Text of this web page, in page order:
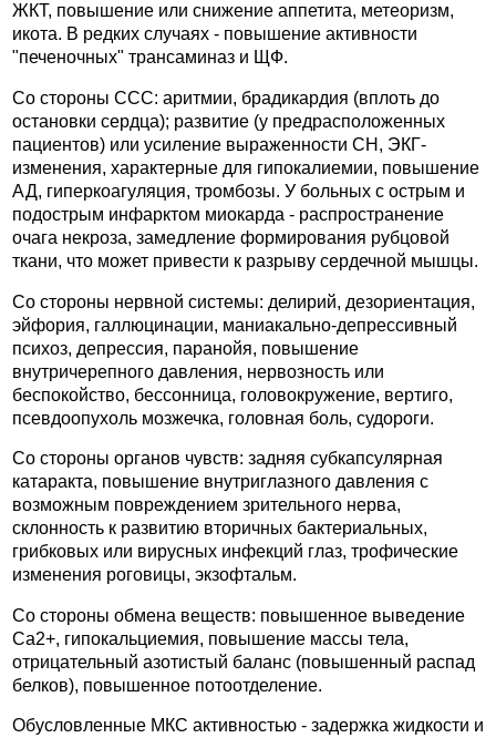
ЖКТ, повышение или снижение аппетита, метеоризм,
икота. В редких случаях - повышение активности
"печеночных" трансаминаз и ЩФ.
Со стороны ССС: аритмии, брадикардия (вплоть до
остановки сердца); развитие (у предрасположенных
пациентов) или усиление выраженности СН, ЭКГ-
изменения, характерные для гипокалиемии, повышение
АД, гиперкоагуляция, тромбозы. У больных с острым и
подострым инфарктом миокарда - распространение
очага некроза, замедление формирования рубцовой
ткани, что может привести к разрыву сердечной мышцы.
Со стороны нервной системы: делирий, дезориентация,
эйфория, галлюцинации, маниакально-депрессивный
психоз, депрессия, паранойя, повышение
внутричерепного давления, нервозность или
беспокойство, бессонница, головокружение, вертиго,
псевдоопухоль мозжечка, головная боль, судороги.
Со стороны органов чувств: задняя субкапсулярная
катаракта, повышение внутриглазного давления с
возможным повреждением зрительного нерва,
склонность к развитию вторичных бактериальных,
грибковых или вирусных инфекций глаз, трофические
изменения роговицы, экзофтальм.
Со стороны обмена веществ: повышенное выведение
Ca2+, гипокальциемия, повышение массы тела,
отрицательный азотистый баланс (повышенный распад
белков), повышенное потоотделение.
Обусловленные МКС активностью - задержка жидкости и